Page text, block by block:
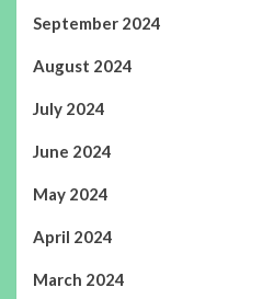
September 2024
August 2024
July 2024
June 2024
May 2024
April 2024
March 2024